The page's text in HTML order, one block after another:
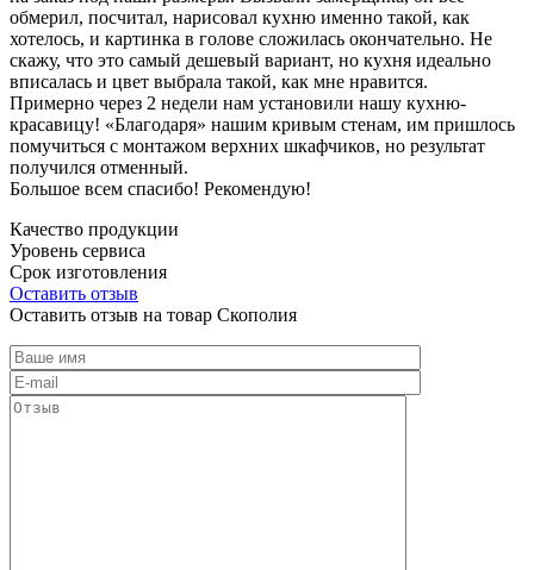
обмерил, посчитал, нарисовал кухню именно такой, как
хотелось, и картинка в голове сложилась окончательно. Не
скажу, что это самый дешевый вариант, но кухня идеально
вписалась и цвет выбрала такой, как мне нравится.
Примерно через 2 недели нам установили нашу кухню-
красавицу! «Благодаря» нашим кривым стенам, им пришлось
помучиться с монтажом верхних шкафчиков, но результат
получился отменный.
Большое всем спасибо! Рекомендую!
Качество продукции
Уровень сервиса
Срок изготовления
Оставить отзыв
Оставить отзыв на товар Скополия